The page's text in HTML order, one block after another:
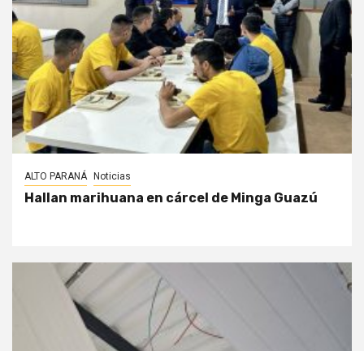
ALTO PARANÁ Noticias
Hallan marihuana en cárcel de Minga Guazú